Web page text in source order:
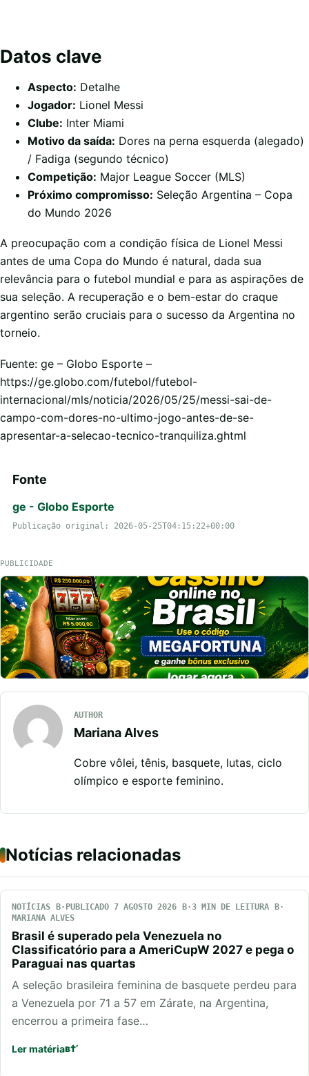
Datos clave
Aspecto: Detalhe
Jogador: Lionel Messi
Clube: Inter Miami
Motivo da saída: Dores na perna esquerda (alegado)
/ Fadiga (segundo técnico)
Competição: Major League Soccer (MLS)
Próximo compromisso: Seleção Argentina – Copa
do Mundo 2026
A preocupação com a condição física de Lionel Messi
antes de uma Copa do Mundo é natural, dada sua
relevância para o futebol mundial e para as aspirações de
sua seleção. A recuperação e o bem-estar do craque
argentino serão cruciais para o sucesso da Argentina no
torneio.
Fuente: ge – Globo Esporte –
https://ge.globo.com/futebol/futebol-
internacional/mls/noticia/2026/05/25/messi-sai-de-
campo-com-dores-no-ultimo-jogo-antes-de-se-
apresentar-a-selecao-tecnico-tranquiliza.ghtml
Fonte
ge - Globo Esporte
Publicação original: 2026-05-25T04:15:22+00:00
PUBLICIDADE
AUTHOR
Mariana Alves
Cobre vôlei, tênis, basquete, lutas, ciclo
olímpico e esporte feminino.
Notícias relacionadas
NOTÍCIAS PUBLICADO 7 AGOSTO 2026
3 MIN DE LEITURA
MARIANA ALVES
Brasil é superado pela Venezuela no
Classificatório para a AmeriCupW 2027 e pega o
Paraguai nas quartas
A seleção brasileira feminina de basquete perdeu para
a Venezuela por 71 a 57 em Zárate, na Argentina,
encerrou a primeira fase…
Ler matéria